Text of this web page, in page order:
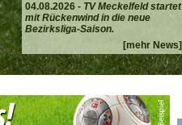
04.08.2026 - TV Meckelfeld startet
mit Rückenwind in die neue
Bezirksliga-Saison.
[mehr News]